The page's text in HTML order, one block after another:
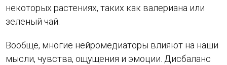
некоторых растениях, таких как валериана или
зеленый чай.
Вообще, многие нейромедиаторы влияют на наши
мысли, чувства, ощущения и эмоции. Дисбаланс